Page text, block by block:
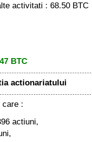
activitati : 68.50 BTC
BTC
actionariatului
care :
actiuni,